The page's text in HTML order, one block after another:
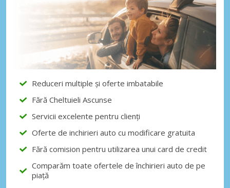
Reduceri multiple și oferte imbatabile
Fără Cheltuieli Ascunse
Servicii excelente pentru clienți
Oferte de inchirieri auto cu modificare gratuita
Fără comision pentru utilizarea unui card de credit
Comparăm toate ofertele de închirieri auto de pe
piață